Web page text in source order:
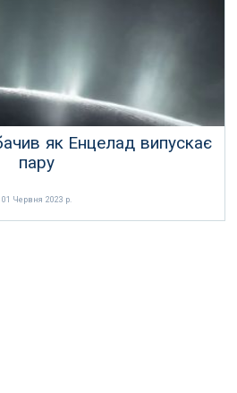
як Енцелад випускає
пару
01 Червня 2023 р.